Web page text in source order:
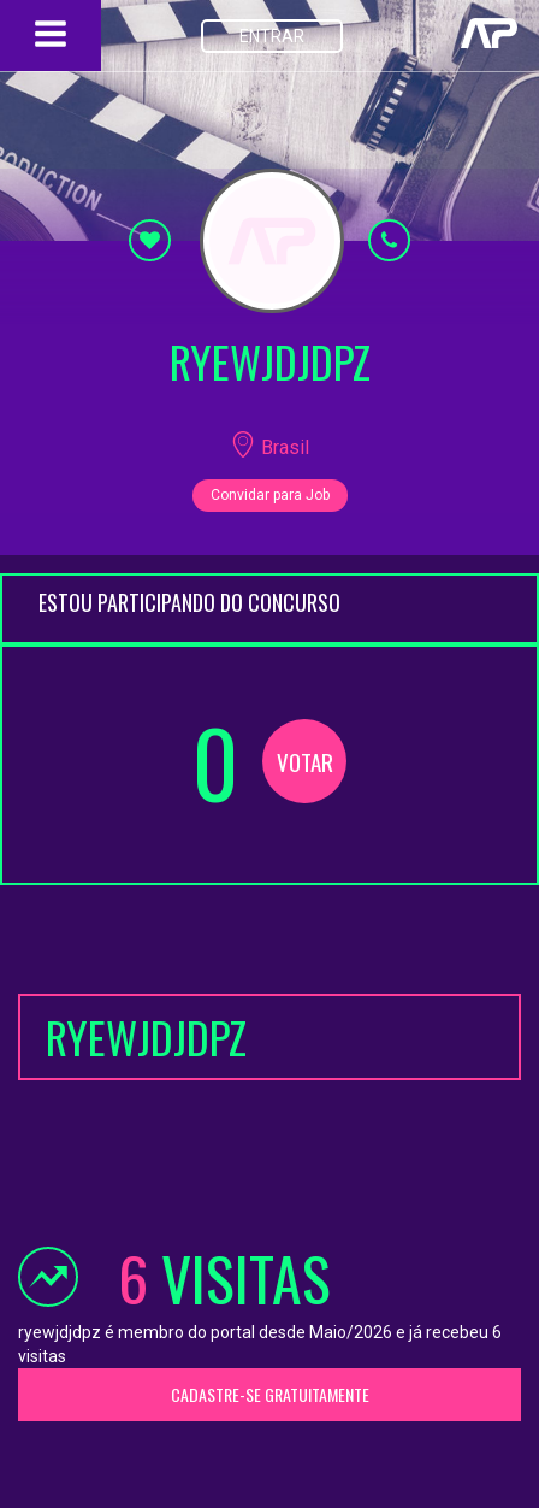
ENTRAR
RYEWJDJDPZ
Brasil
Convidar para Job
ESTOU PARTICIPANDO DO CONCURSO
0 VOTAR
RYEWJDJDPZ
6VISITAS
ryewjdjdpz é membro do portal desde Maio/2026 e já recebeu 6
visitas
CADASTRE-SE GRATUITAMENTE